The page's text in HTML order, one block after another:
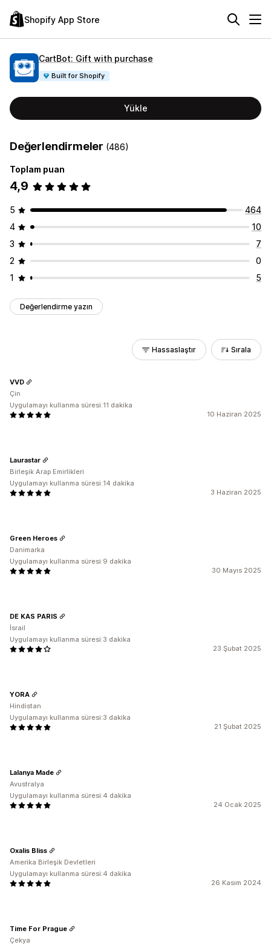
Shopify App Store
CartBot: Gift with purchase
Built for Shopify
Yükle
Değerlendirmeler (486)
Toplam puan
4,9
5
464
4
10
3
7
2
0
1
5
Değerlendirme yazın
Hassaslaştır Sırala
10 Haziran 2025
VVD
Çin
Uygulamayı kullanma süresi:11 dakika
3 Haziran 2025
Laurastar
Birleşik Arap Emirlikleri
Uygulamayı kullanma süresi:14 dakika
30 Mayıs 2025
Green Heroes
Danimarka
Uygulamayı kullanma süresi:9 dakika
23 Şubat 2025
DE KAS PARIS
İsrail
Uygulamayı kullanma süresi:3 dakika
21 Şubat 2025
YORA
Hindistan
Uygulamayı kullanma süresi:3 dakika
24 Ocak 2025
Lalanya Made
Avustralya
Uygulamayı kullanma süresi:4 dakika
26 Kasım 2024
Oxalis Bliss
Amerika Birleşik Devletleri
Uygulamayı kullanma süresi:4 dakika
Time For Prague
Çekya